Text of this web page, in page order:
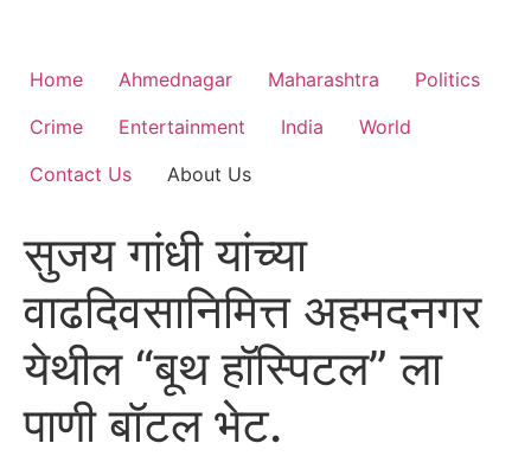
Home Ahmednagar Maharashtra
Politics
Crime
Entertainment India
World
Contact Us
About Us
सुजय गांधी यांच्या
वाढदिवसानिमित्त अहमदनगर
येथील “बूथ हॉस्पिटल” ला
पाणी बॉटल भेट.